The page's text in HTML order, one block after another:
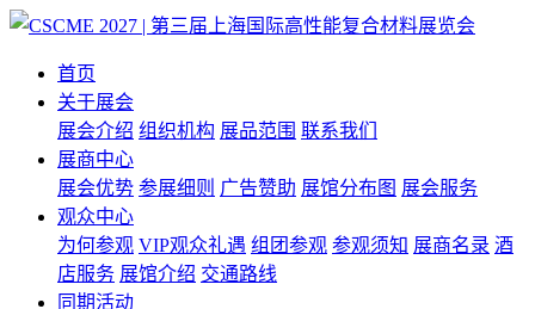
首页
关于展会
展会介绍 组织机构 展品范围 联系我们
展商中心
展会优势 参展细则 广告赞助 展馆分布图 展会服务
观众中心
为何参观 VIP观众礼遇 组团参观 参观须知 展商名录 酒
店服务 展馆介绍 交通路线
同期活动